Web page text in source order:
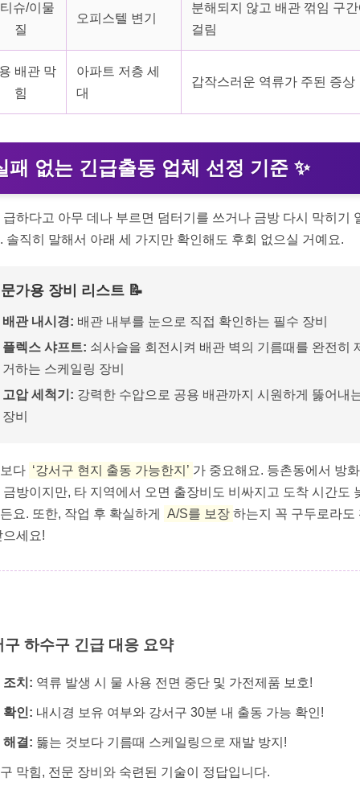
슈/이물
질
오피스텔 변기
분해되지 않고 배관 꺾임 구
걸림
배관 막
힘
아파트 저층 세
대
갑작스러운 역류가 주된 증상
패 없는 긴급출동 업체 선정 기준 ✨
급하다고 아무 데나 부르면 덤터기를 쓰거나 금방 다시 막히기
솔직히 말해서 아래 세 가지만 확인해도 후회 없으실 거예요.
가용 장비 리스트 📝
배관 내시경: 배관 내부를 눈으로 직접 확인하는 필수 장비
플렉스 샤프트: 쇠사슬을 회전시켜 배관 벽의 기름때를 완전히
거하는 스케일링 장비
고압 세척기: 강력한 수압으로 공용 배관까지 시원하게 뚫어내
장비
다 ‘강서구 현지 출동 가능한지’ 가 중요해요. 등촌동에서 방
금방이지만, 타 지역에서 오면 출장비도 비싸지고 도착 시간도
요. 또한, 작업 후 확실하게
A/S를 보장 하는지 꼭 구두로라도
으세요!
구 하수구 긴급 대응 요약
조치: 역류 발생 시 물 사용 전면 중단 및 가전제품 보호!
확인: 내시경 보유 여부와 강서구 30분 내 출동 가능 확인!
해결: 뚫는 것보다 기름때 스케일링으로 재발 방지!
막힘, 전문 장비와 숙련된 기술이 정답입니다.